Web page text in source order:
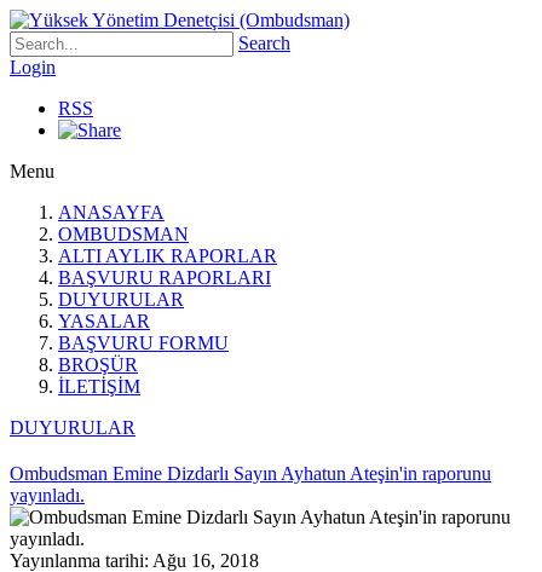
Search
Login
RSS
Menu
ANASAYFA
OMBUDSMAN
ALTI AYLIK RAPORLAR
BAŞVURU RAPORLARI
DUYURULAR
YASALAR
BAŞVURU FORMU
BROŞÜR
İLETİŞİM
DUYURULAR
Ombudsman Emine Dizdarlı Sayın Ayhatun Ateşin'in raporunu
yayınladı.
Yayınlanma tarihi: Ağu 16, 2018